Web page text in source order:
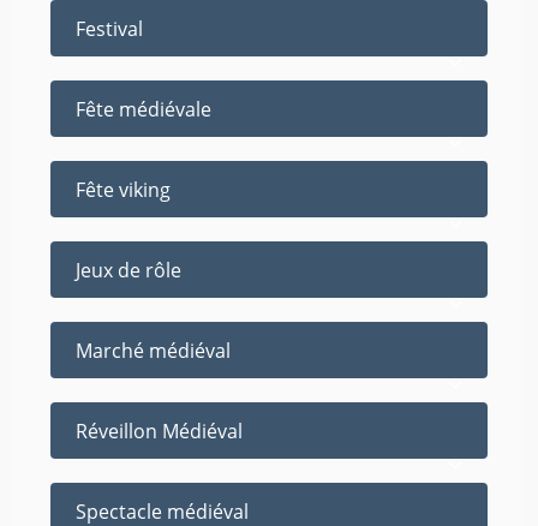
Festival
Fête médiévale
Fête viking
Jeux de rôle
Marché médiéval
Réveillon Médiéval
Spectacle médiéval